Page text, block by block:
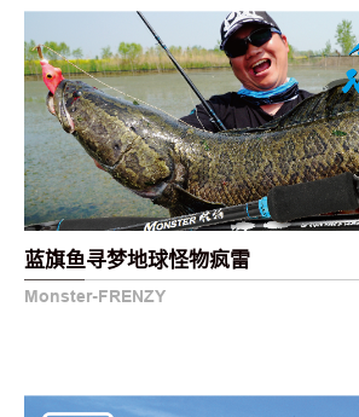
蓝旗鱼寻梦地球怪物疯雷
Monster-FRENZY